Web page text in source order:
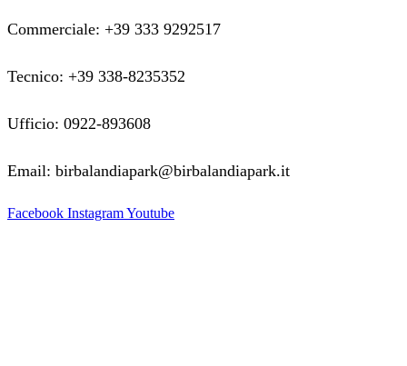
Commerciale: +39 333 9292517
Tecnico: +39 338-8235352
Ufficio: 0922-893608
Email: birbalandiapark@birbalandiapark.it
Facebook InstagramYoutube